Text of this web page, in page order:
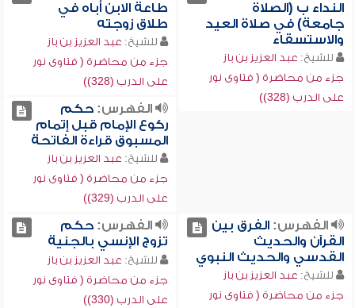
النداء ب (الصلاة
جامعة) في صلاة العيد
والاستسقاء
للشيخ: عبد العزيز بن باز
جزء من محاضرة ( فتاوى نور
على الدرب (328))
طاعة الابن أباه في
طلاق زوجته
للشيخ: عبد العزيز بن باز
جزء من محاضرة ( فتاوى نور
على الدرب (328))
الفهرس:حكم
ركوع الإمام قبل إتمام
المسبوق قراءة الفاتحة
للشيخ: عبد العزيز بن باز
جزء من محاضرة ( فتاوى نور
على الدرب (329))
الفهرس:الفرق بين
القرآن والحديث
القدسي والحديث النبوي
للشيخ: عبد العزيز بن باز
جزء من محاضرة ( فتاوى نور
الفهرس:حكم
تزوج الإنسي بالجنية
للشيخ: عبد العزيز بن باز
جزء من محاضرة ( فتاوى نور
على الدرب (330))